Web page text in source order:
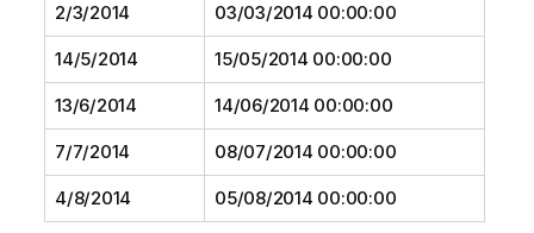
2/3/2014 03/03/2014 00:00:00
14/5/2014 15/05/2014 00:00:00
13/6/2014 14/06/2014 00:00:00
7/7/2014 08/07/2014 00:00:00
4/8/2014 05/08/2014 00:00:00